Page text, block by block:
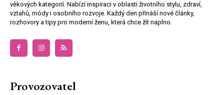
věkových kategorií. Nabízí inspiraci v oblasti životního stylu, zdraví,
vztahů, módy i osobního rozvoje. Každý den přináší nové články,
rozhovory a tipy pro moderní ženu, která chce žít naplno.
Provozovatel